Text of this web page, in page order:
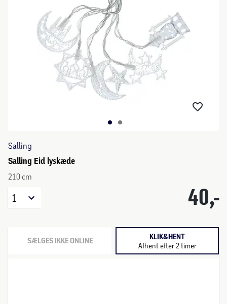
Salling
Salling Eid lyskæde
210 cm
40,-
1
SÆLGES IKKE ONLINE KLIK&HENT
Afhent efter 2 timer